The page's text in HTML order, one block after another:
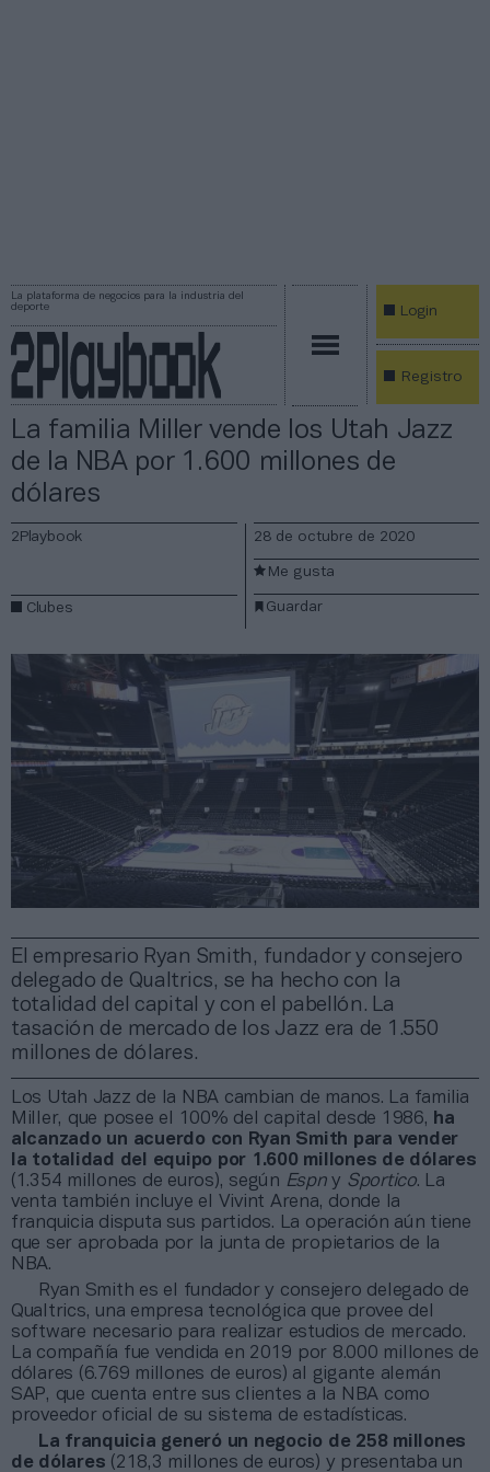
La plataforma de negocios para la industria del
deporte
Login
Registro
La familia Miller vende los Utah Jazz
de la NBA por 1.600 millones de
dólares
El empresario Ryan Smith, fundador y consejero
delegado de Qualtrics, se ha hecho con la
totalidad del capital y con el pabellón. La
tasación de mercado de los Jazz era de 1.550
millones de dólares.
2Playbook
Clubes
28 de octubre de 2020
Guardar
Me gusta
Los Utah Jazz de la NBA cambian de manos. La familia
Miller, que posee el 100% del capital desde 1986, ha
alcanzado un acuerdo con Ryan Smith para vender
la totalidad del equipo por 1.600 millones de dólares
(1.354 millones de euros), según Espny Sportico. La
venta también incluye el Vivint Arena, donde la
franquicia disputa sus partidos. La operación aún tiene
que ser aprobada por la junta de propietarios de la
NBA.
Ryan Smith es el fundador y consejero delegado de
Qualtrics, una empresa tecnológica que provee del
software necesario para realizar estudios de mercado.
La compañía fue vendida en 2019 por 8.000 millones de
dólares (6.769 millones de euros) al gigante alemán
SAP, que cuenta entre sus clientes a la NBA como
proveedor oficial de su sistema de estadísticas.
La franquicia generó un negocio de 258 millones
de dólares (218,3 millones de euros) y presentaba un